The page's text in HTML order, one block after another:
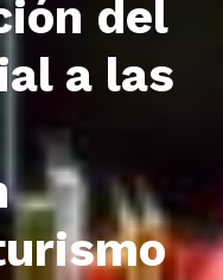
del
a las